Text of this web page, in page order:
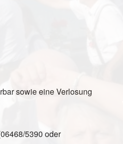
sowie eine Verlosung
5390 oder